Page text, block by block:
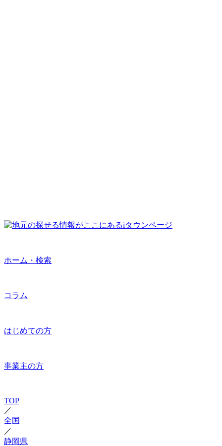
ホーム・検索
コラム
はじめての方
事業主の方
TOP
／
全国
／
静岡県